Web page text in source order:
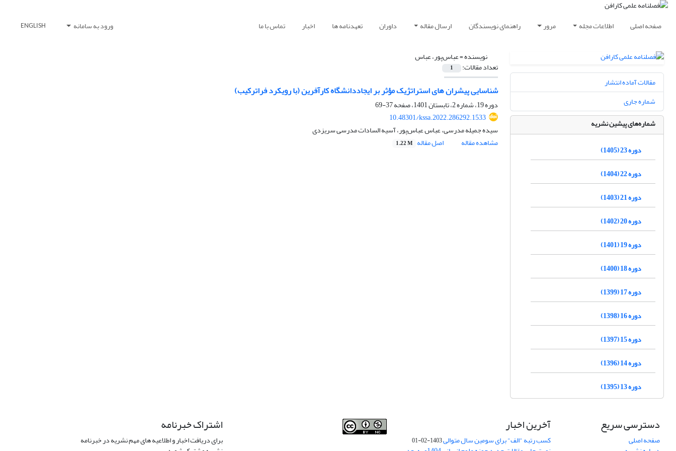
صفحه اصلی اطلاعات مجله مرور راهنمای نویسندگان ارسال مقاله داوران تعهدنامه ها اخبار تماس با ما ورود به سامانه ENGLISH
نویسنده =عباس‌پور، عباس
تعداد مقالات: 1
شناسایی پیشران های استراتژیک مؤثر بر ایجاددانشگاه کارآفرین (با رویکرد فراترکیب)
دوره 19، شماره 2، تابستان 1401، صفحه
37-69
10.48301/kssa.2022.286292.1533
سیده جمیله مدرسی، عباس عباس‌پور، آسیه السادات مدرسی سریزدی
مشاهده مقاله
اصل مقاله 1.22 M
مقالات آماده انتشار
شماره جاری
شماره‌های پیشین نشریه
دوره 23 (1405)
دوره 22 (1404)
دوره 21 (1403)
دوره 20 (1402)
دوره 19 (1401)
دوره 18 (1400)
دوره 17 (1399)
دوره 16 (1398)
دوره 15 (1397)
دوره 14 (1396)
دوره 13 (1395)
دسترسی سریع
صفحه اصلی
آخرین اخبار
کسب رتبه "الف" برای سومین سال متوالی1403-02-01
اشتراک خبرنامه
برای دریافت اخبار و اطلاعیه های مهم نشریه در خبرنامه